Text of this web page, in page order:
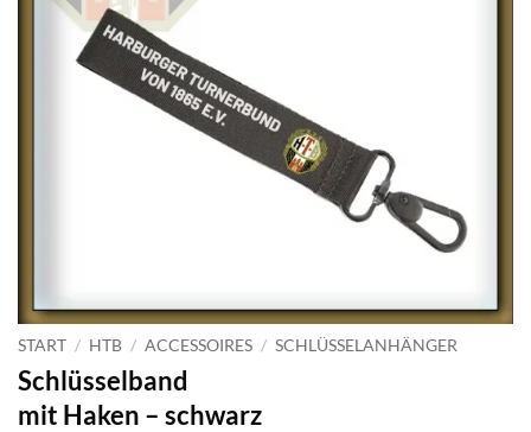
START / HTB / ACCESSOIRES / SCHLÜSSELANHÄNGER
Schlüsselband
mit Haken – schwarz